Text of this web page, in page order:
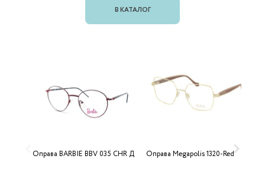
В КАТАЛОГ
Оправа BARBIE BBV 035 CHR Д Оправа Megapolis 1320-Red